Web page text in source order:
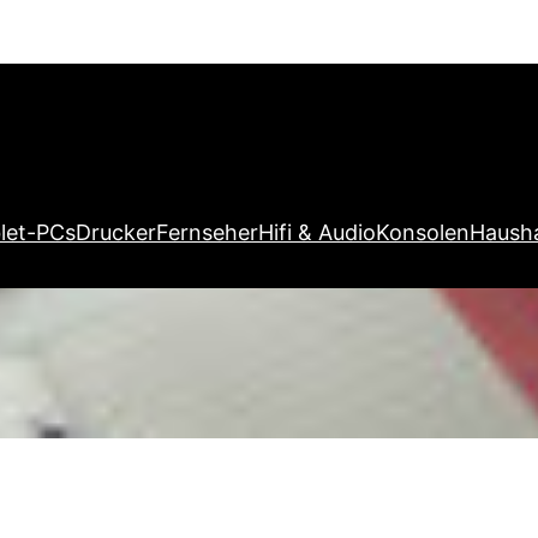
PCsDruckerFernseherHifi & AudioKonsolen